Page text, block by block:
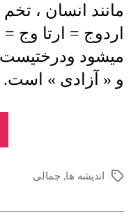
مانند انسان ،
اردوج = ارتا وج =
میشود
و « آزادی » است.
برچسب‌ها
اندیشه ها, جمالی